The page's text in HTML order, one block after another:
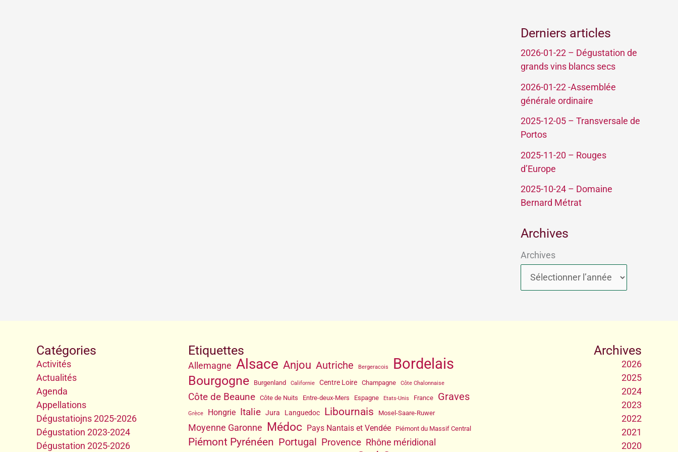
Derniers articles
2026-01-22 – Dégustation de
grands vins blancs secs
2026-01-22 -Assemblée
générale ordinaire
2025-12-05 – Transversale de
Portos
2025-11-20 – Rouges
d’Europe
2025-10-24 – Domaine
Bernard Métrat
Archives
Archives
Catégories
Activités
Actualités
Agenda
Appellations
Dégustatiojns 2025-2026
Dégustation 2023-2024
Dégustation 2025-2026
Etiquettes
Allemagne Alsace Anjou Autriche Bergeracois Bordelais
Bourgogne Burgenland Californie Centre Loire Champagne Côte Chalonnaise
Côte de Beaune Côte de Nuits Entre-deux-Mers Espagne Etats-Unis France Graves
Grèce Hongrie Italie Jura Languedoc Libournais Mosel-Saare-Ruwer
Moyenne Garonne Médoc Pays Nantais et Vendée Piémont du Massif Central
Piémont Pyrénéen Portugal Provence Rhône méridional
Archives
2026
2025
2024
2023
2022
2021
2020